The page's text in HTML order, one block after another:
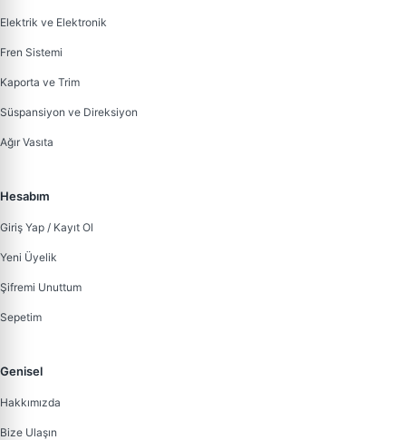
Elektrik ve Elektronik
Fren Sistemi
Kaporta ve Trim
Süspansiyon ve Direksiyon
Ağır Vasıta
Hesabım
Giriş Yap / Kayıt Ol
Yeni Üyelik
Şifremi Unuttum
Sepetim
Genisel
Hakkımızda
Bize Ulaşın